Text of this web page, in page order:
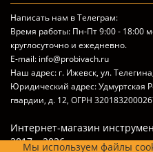
Мы используем файлы
Написать нам в Телеграм:
Время работы: Пн-Пт 9:00 - 18:00
круглосуточно и ежедневно.
E-mail: info@probivach.ru
Наш адрес: г. Ижевск, ул.
Юридический адрес: Удмуртская
гвардии, д. 12, ОГРН
Интернет-магазин
2017 – 2026